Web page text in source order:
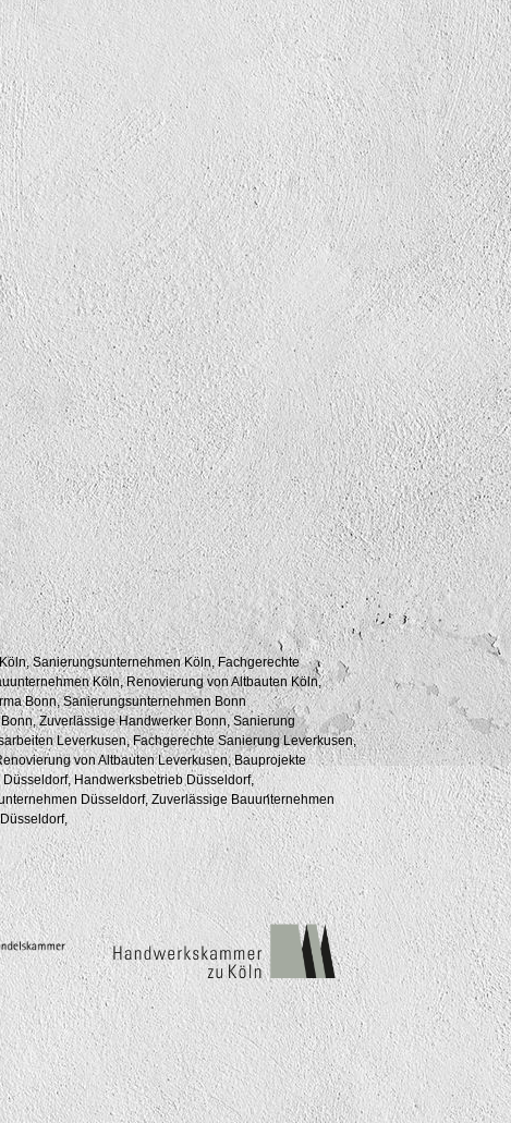
Sanierungsunternehmen Köln, Fachgerechte
Köln, Renovierung von Altbauten Köln,
Bonn, Sanierungsunternehmen Bonn
Zuverlässige Handwerker Bonn, Sanierung
Leverkusen, Fachgerechte Sanierung Leverkusen,
von Altbauten Leverkusen, Bauprojekte
Handwerksbetrieb Düsseldorf,
Düsseldorf, Zuverlässige Bauunternehmen